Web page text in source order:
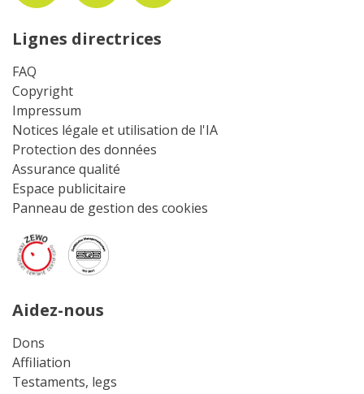
Lignes directrices
FAQ
Copyright
Impressum
Notices légale et utilisation de l'IA
Protection des données
Assurance qualité
Espace publicitaire
Panneau de gestion des cookies
Aidez-nous
Dons
Affiliation
Testaments, legs